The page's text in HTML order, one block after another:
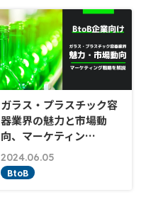
ガラス・プラスチック容
器業界の魅力と市場動
向、マーケティン…
2024.06.05
BtoB